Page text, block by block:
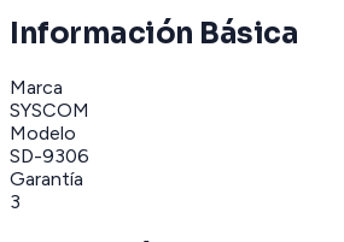
Información Básica
Marca
SYSCOM
Modelo
SD-9306
Garantía
3